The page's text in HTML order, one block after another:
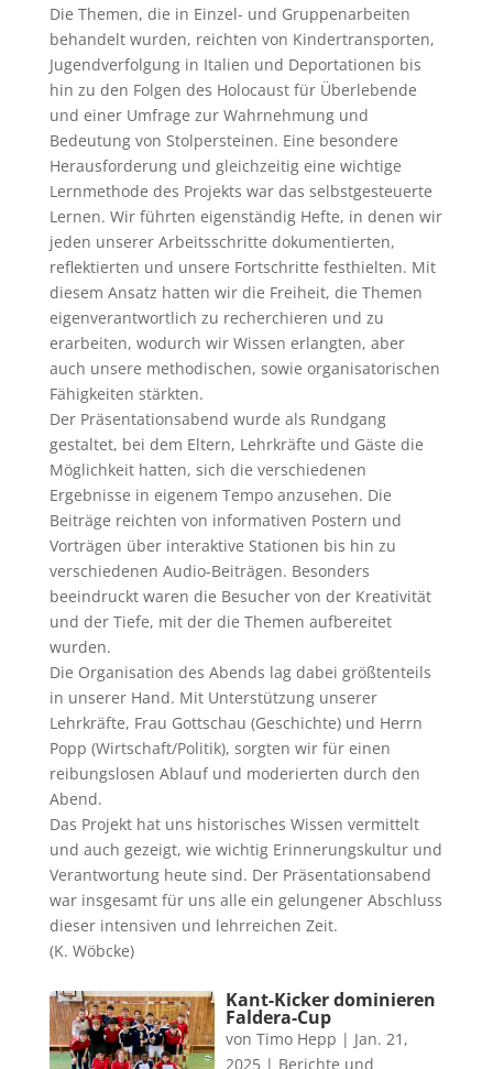
Die Themen, die in Einzel- und Gruppenarbeiten
behandelt wurden, reichten von Kindertransporten,
Jugendverfolgung in Italien und Deportationen bis
hin zu den Folgen des Holocaust für Überlebende
und einer Umfrage zur Wahrnehmung und
Bedeutung von Stolpersteinen. Eine besondere
Herausforderung und gleichzeitig eine wichtige
Lernmethode des Projekts war das selbstgesteuerte
Lernen. Wir führten eigenständig Hefte, in denen wir
jeden unserer Arbeitsschritte dokumentierten,
reflektierten und unsere Fortschritte festhielten. Mit
diesem Ansatz hatten wir die Freiheit, die Themen
eigenverantwortlich zu recherchieren und zu
erarbeiten, wodurch wir Wissen erlangten, aber
auch unsere methodischen, sowie organisatorischen
Fähigkeiten stärkten.
Der Präsentationsabend wurde als Rundgang
gestaltet, bei dem Eltern, Lehrkräfte und Gäste die
Möglichkeit hatten, sich die verschiedenen
Ergebnisse in eigenem Tempo anzusehen. Die
Beiträge reichten von informativen Postern und
Vorträgen über interaktive Stationen bis hin zu
verschiedenen Audio-Beiträgen. Besonders
beeindruckt waren die Besucher von der Kreativität
und der Tiefe, mit der die Themen aufbereitet
wurden.
Die Organisation des Abends lag dabei größtenteils
in unserer Hand. Mit Unterstützung unserer
Lehrkräfte, Frau Gottschau (Geschichte) und Herrn
Popp (Wirtschaft/Politik), sorgten wir für einen
reibungslosen Ablauf und moderierten durch den
Abend.
Das Projekt hat uns historisches Wissen vermittelt
und auch gezeigt, wie wichtig Erinnerungskultur und
Verantwortung heute sind. Der Präsentationsabend
war insgesamt für uns alle ein gelungener Abschluss
dieser intensiven und lehrreichen Zeit.
(K. Wöbcke)
Kant-Kicker dominieren
Faldera-Cup
von Timo Hepp | Jan. 21,
2025| Berichte und